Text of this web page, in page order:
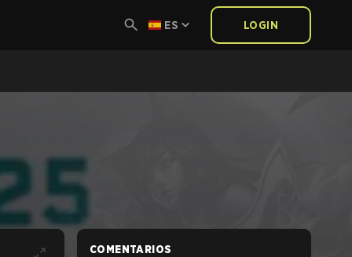
ES LOGIN
COMENTARIOS